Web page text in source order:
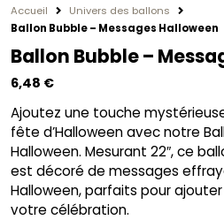
Accueil
Univers des ballons
Ballon Bubble – Messages Halloween
Ballon Bubble –
6,48 €
Ajoutez une touche
fête d’Halloween avec notre
Halloween. Mesurant 22″, ce
est décoré de messages
Halloween, parfaits pour
votre célébration.